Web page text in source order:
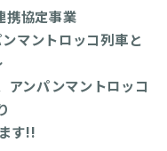
携協定事業
マントロッコ列車と
アンパンマントロッコ
す!!